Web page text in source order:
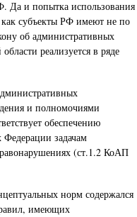
Да и попытка использования
как субъекты РФ имеют не по
об административных
реализуется в ряде
и полномочиями
обеспечению
Федерации задачам
(ст.1.2 КоАП
норм содержался
имеющих